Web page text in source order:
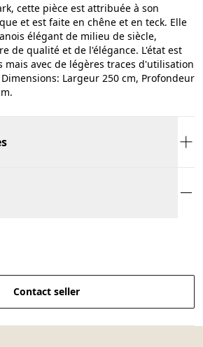
cette pièce est attribuée à son
et est faite en chêne et en teck. Elle
élégant de milieu de siècle,
de qualité et de l'élégance. L'état est
mais avec de légères traces d'utilisation
Largeur 250 cm, Profondeur
Contact seller